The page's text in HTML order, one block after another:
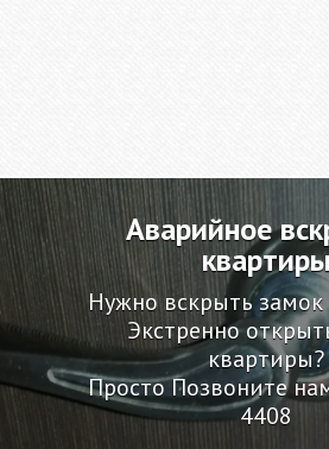
Аварийное
Нужно вскрыть
Экстренно
квартиры?
Просто Позвоните
4408